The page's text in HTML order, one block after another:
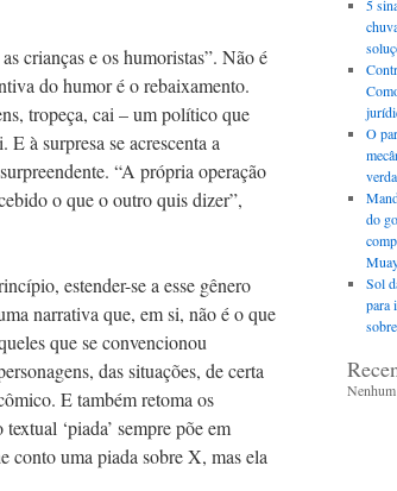
crianças e os humoristas”. Não é
do humor é o rebaixamento.
tropeça, cai – um político que
à surpresa se acrescenta a
“A própria operação
o que o outro quis dizer”,
estender-se a esse gênero
narrativa que, em si, não é o que
que se convencionou
das situações, de certa
E também retoma os
‘piada’ sempre põe em
conto uma piada sobre X, mas ela
5
O
do
Sol
para